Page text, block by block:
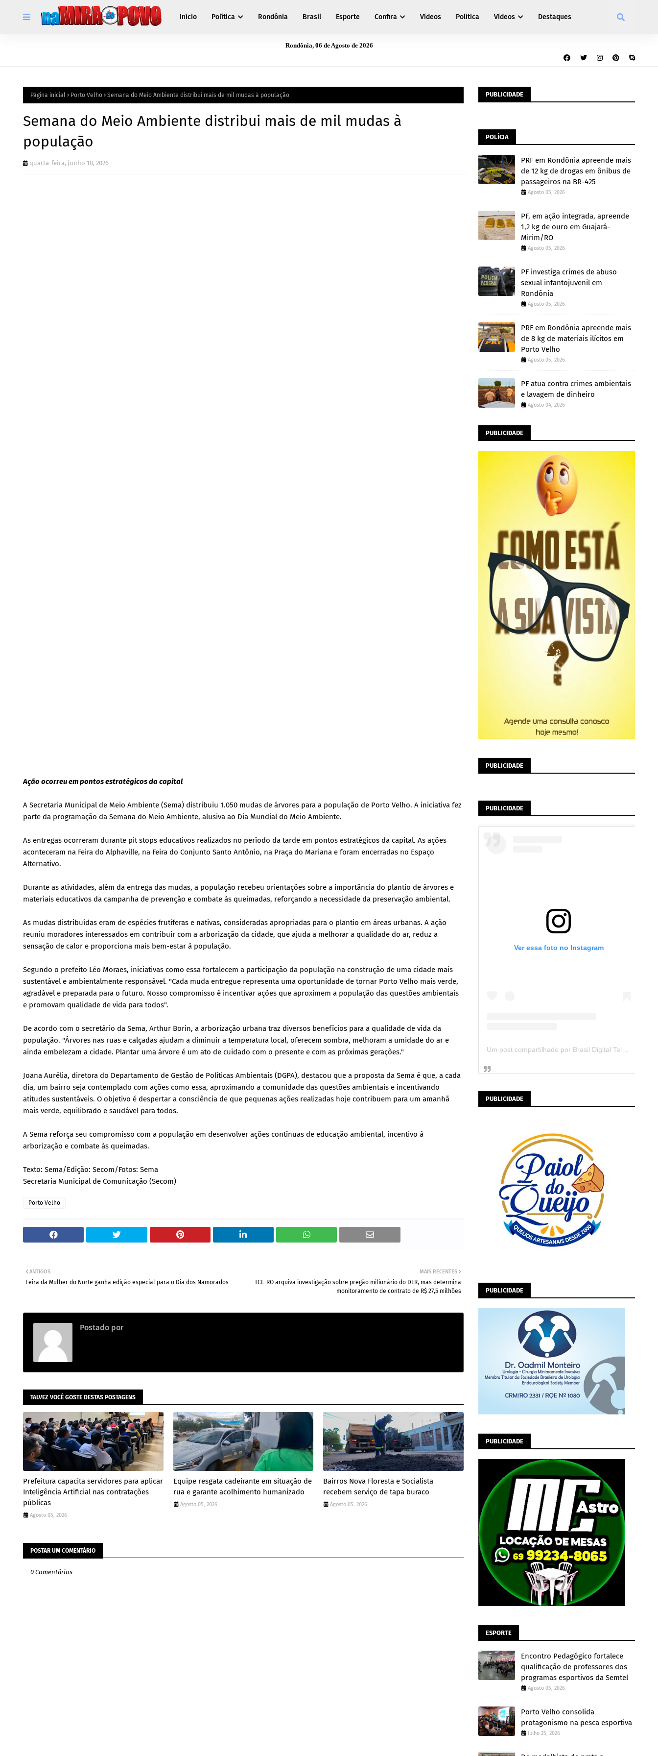
Início Política Rondônia Brasil Esporte Confira Vídeos Política Vídeos Destaques
Rondônia, 06 de Agosto de 2026
Página inicial Porto Velho Semana do Meio Ambiente distribui mais de mil mudas à população
Semana do Meio Ambiente distribui mais de mil mudas à
população
quarta-feira, junho 10, 2026
Ação ocorreu em pontos estratégicos da capital
A Secretaria Municipal de Meio Ambiente (Sema) distribuiu 1.050 mudas de árvores para a população de Porto Velho. A iniciativa fez
parte da programação da Semana do Meio Ambiente, alusiva ao Dia Mundial do Meio Ambiente.
As entregas ocorreram durante pit stops educativos realizados no período da tarde em pontos estratégicos da capital. As ações
aconteceram na Feira do Alphaville, na Feira do Conjunto Santo Antônio, na Praça do Mariana e foram encerradas no Espaço
Alternativo.
Durante as atividades, além da entrega das mudas, a população recebeu orientações sobre a importância do plantio de árvores e
materiais educativos da campanha de prevenção e combate às queimadas, reforçando a necessidade da preservação ambiental.
As mudas distribuídas eram de espécies frutíferas e nativas, consideradas apropriadas para o plantio em áreas urbanas. A ação
reuniu moradores interessados em contribuir com a arborização da cidade, que ajuda a melhorar a qualidade do ar, reduz a
sensação de calor e proporciona mais bem-estar à população.
Segundo o prefeito Léo Moraes, iniciativas como essa fortalecem a participação da população na construção de uma cidade mais
sustentável e ambientalmente responsável. "Cada muda entregue representa uma oportunidade de tornar Porto Velho mais verde,
agradável e preparada para o futuro. Nosso compromisso é incentivar ações que aproximem a população das questões ambientais
e promovam qualidade de vida para todos".
De acordo com o secretário da Sema, Arthur Borin, a arborização urbana traz diversos benefícios para a qualidade de vida da
população. "Árvores nas ruas e calçadas ajudam a diminuir a temperatura local, oferecem sombra, melhoram a umidade do ar e
ainda embelezam a cidade. Plantar uma árvore é um ato de cuidado com o presente e com as próximas gerações."
Joana Aurélia, diretora do Departamento de Gestão de Políticas Ambientais (DGPA), destacou que a proposta da Sema é que, a cada
dia, um bairro seja contemplado com ações como essa, aproximando a comunidade das questões ambientais e incentivando
atitudes sustentáveis. O objetivo é despertar a consciência de que pequenas ações realizadas hoje contribuem para um amanhã
mais verde, equilibrado e saudável para todos.
A Sema reforça seu compromisso com a população em desenvolver ações contínuas de educação ambiental, incentivo à
arborização e combate às queimadas.
Texto: Sema/Edição: Secom/Fotos: Sema
Secretaria Municipal de Comunicação (Secom)
Porto Velho
MAIS RECENTES
TCE-RO arquiva investigação sobre pregão milionário do DER, mas determina
monitoramento de contrato de R$ 27,5 milhões
ANTIGOS
Feira da Mulher do Norte ganha edição especial para o Dia dos Namorados
Postado por
TALVEZ VOCÊ GOSTE DESTAS POSTAGENS
Prefeitura capacita servidores para aplicar
Inteligência Artificial nas contratações
públicas
Agosto 05, 2026
Equipe resgata cadeirante em situação de
rua e garante acolhimento humanizado
Agosto 05, 2026
Bairros Nova Floresta e Socialista
recebem serviço de tapa buraco
Agosto 05, 2026
POSTAR UM COMENTÁRIO
0 Comentários
PUBLICIDADE
POLÍCIA
PRF em Rondônia apreende mais
de 12 kg de drogas em ônibus de
passageiros na BR-425
Agosto 05, 2026
PF, em ação integrada, apreende
1,2 kg de ouro em Guajará-
Mirim/RO
Agosto 05, 2026
PF investiga crimes de abuso
sexual infantojuvenil em
Rondônia
Agosto 05, 2026
PRF em Rondônia apreende mais
de 8 kg de materiais ilícitos em
Porto Velho
Agosto 05, 2026
PF atua contra crimes ambientais
e lavagem de dinheiro
Agosto 04, 2026
PUBLICIDADE
PUBLICIDADE
PUBLICIDADE
Ver essa foto no Instagram
PUBLICIDADE
PUBLICIDADE
PUBLICIDADE
ESPORTE
Encontro Pedagógico fortalece
qualificação de professores dos
programas esportivos da Semtel
Agosto 05, 2026
Porto Velho consolida
protagonismo na pesca esportiva
Julho 25, 2026